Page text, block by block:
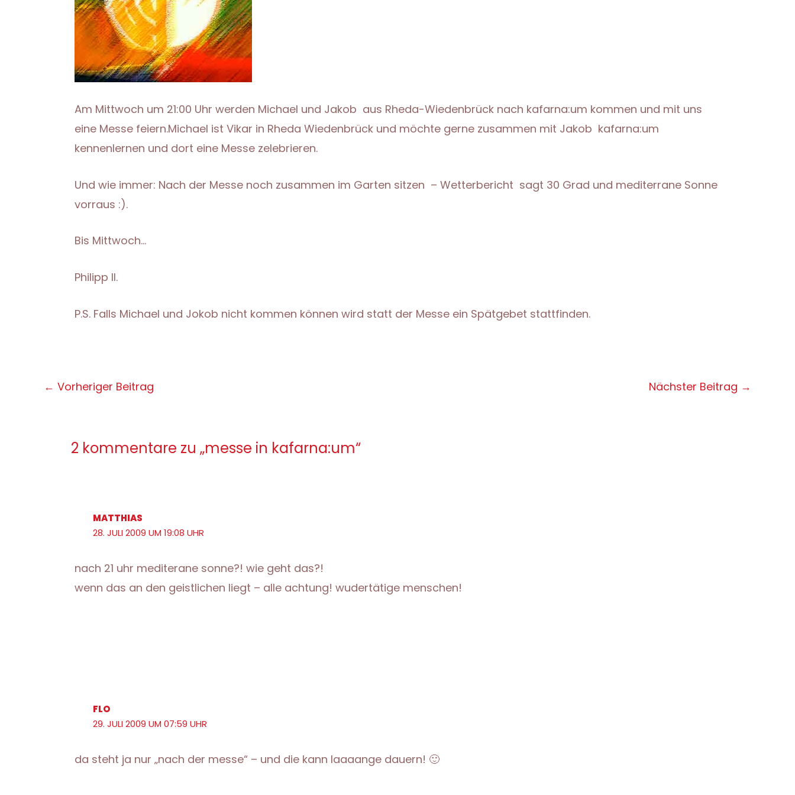
Am Mittwoch um 21:00 Uhr werden Michael und Jakob aus Rheda-Wiedenbrück nach kafarna:um kommen und mit uns
eine Messe feiern.Michael ist Vikar in Rheda Wiedenbrück und möchte gerne zusammen mit Jakob kafarna:um
kennenlernen und dort eine Messe zelebrieren.
Und wie immer: Nach der Messe noch zusammen im Garten sitzen – Wetterbericht sagt 30 Grad und mediterrane Sonne
vorraus :).
Bis Mittwoch…
Philipp II.
P.S. Falls Michael und Jokob nicht kommen können wird statt der Messe ein Spätgebet stattfinden.
Post
← Vorheriger Beitrag Nächster Beitrag →
2 kommentare zu „messe in kafarna:um“
MATTHIAS
28. JULI 2009 UM 19:08 UHR
nach 21 uhr mediterane sonne?! wie geht das?!
wenn das an den geistlichen liegt – alle achtung! wudertätige menschen!
FLO
29. JULI 2009 UM 07:59 UHR
da steht ja nur „nach der messe“ – und die kann laaaange dauern! 🙂